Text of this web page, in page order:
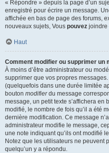
« Répondre » depuis la page d’un
enregistré pour écrire un message.
affichée en bas de page des forums,
nouveaux sujets, Vous pouvez joindre
Haut
Comment modifier ou supprimer un
À moins d’être administrateur ou
supprimer que vos propres
(quelquefois dans une durée limitée
bouton modifierdu message
message, un petit texte s’affichera en
modifié, le nombre de fois qu’il a été
dernière modification. Ce message
administrateur modifie le message,
une note indiquant qu’ils ont modifié
Notez que les utilisateurs ne peuvent
quelqu’un y a répondu.